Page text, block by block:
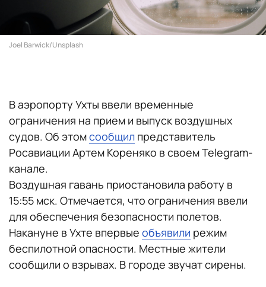
Joel Barwick/Unsplash
В аэропорту Ухты ввели временные
ограничения на прием и выпуск воздушных
судов. Об этомсообщил представитель
Росавиации Артем Кореняко в своем Telegram-
канале.
Воздушная гавань приостановила работу в
15:55 мск. Отмечается, что ограничения ввели
для обеспечения безопасности полетов.
Накануне в Ухте впервые объявили режим
беспилотной опасности. Местные жители
сообщили о взрывах. В городе звучат сирены.